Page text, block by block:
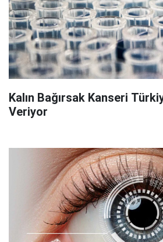
Kalın Bağırsak Kanseri
Veriyor